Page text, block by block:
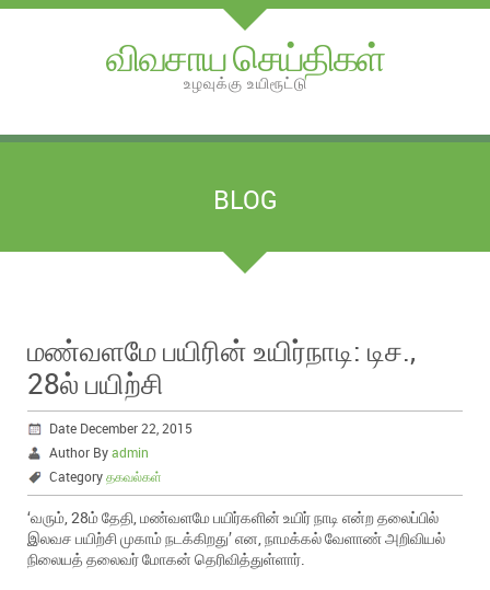
விவசாய செய்திகள்
உழவுக்கு உயிரூட்டு
BLOG
மண்வளமே பயிரின் உயிர்நாடி: டிச.,
28ல் பயிற்சி
Date December 22, 2015
Author Byadmin
Categoryதகவல்கள்
‘வரும், 28ம் தேதி, மண்வளமே பயிர்களின் உயிர் நாடி என்ற தலைப்பில்
இலவச பயிற்சி முகாம் நடக்கிறது’ என, நாமக்கல் வேளாண் அறிவியல்
நிலையத் தலைவர் மோகன் தெரிவித்துள்ளார்.